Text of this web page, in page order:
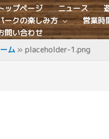
ップページ ニュース
ークの楽しみ方
営業時
問い合わせ
ム
placeholder-1.png